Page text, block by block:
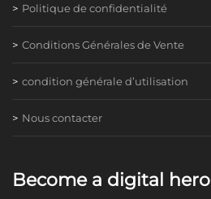
Politique de confidentialité
Conditions Générales de Vente
condition générale d’utilisation
Nous contacter
Become a digital hero